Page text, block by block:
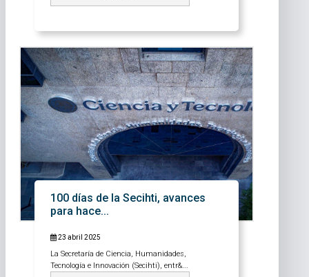
100 días de la Secihti, avances
para hace...
23 abril 2025
La Secretaría de Ciencia, Humanidades,
Tecnología e Innovación (Secihti), entr&...